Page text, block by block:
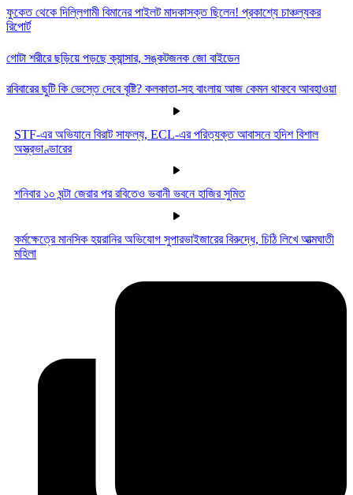
ফুকেত থেকে দিল্লিগামী বিমানের পাইলট মাদকাসক্ত ছিলেন! প্রকাশ্যে চাঞ্চল্যকর
রিপোর্ট
গোটা শরীরে ছড়িয়ে পড়ছে ক্যান্সার, সঙ্কটজনক জো বাইডেন
রবিবারের ছুটি কি ভেস্তে দেবে বৃষ্টি? কলকাতা-সহ বাংলায় আজ কেমন থাকবে আবহাওয়া
STF-এর অভিযানে বিরাট সাফল্য, ECL-এর পরিত্যক্ত আবাসনে হদিশ বিশাল
অস্ত্রভাণ্ডারের
শনিবার ১০ ঘন্টা জেরার পর রবিতেও ভবানী ভবনে হাজির সুমিত
কর্মক্ষেত্রে মানসিক হয়রানির অভিযোগ সুপারভাইজারের বিরুদ্ধে, চিঠি লিখে আত্মঘাতী
মহিলা